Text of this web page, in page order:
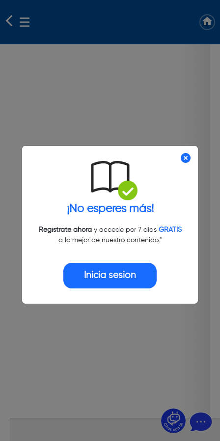
¡No esperes más!
Regístrate ahoray accede por 7 días GRATIS
a lo mejor de nuestro contenido."
Inicia sesión